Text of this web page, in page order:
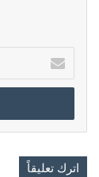
بريدك
الإلكتروني
اترك تعليقاً